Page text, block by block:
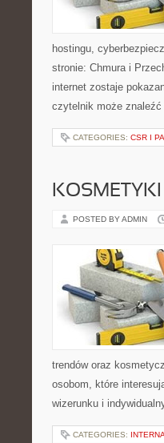
hostingu,
stronie: Chmura i
internet zostaje
czytelnik może
CATEGORIES: CSR I
POSTED BY ADMIN
trendów oraz
osobom, które
wizerunku i
CATEGORIES: